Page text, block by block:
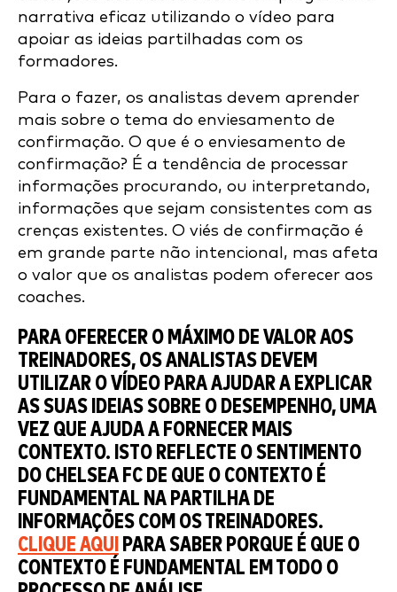
narrativa eficaz utilizando o vídeo para
apoiar as ideias partilhadas com os
formadores.
Para o fazer, os analistas devem aprender
mais sobre o tema do enviesamento de
confirmação. O que é o enviesamento de
confirmação? É a tendência de processar
informações procurando, ou interpretando,
informações que sejam consistentes com as
crenças existentes. O viés de confirmação é
em grande parte não intencional, mas afeta
o valor que os analistas podem oferecer aos
coaches.
PARA OFERECER O MÁXIMO DE VALOR AOS
TREINADORES, OS ANALISTAS DEVEM
UTILIZAR O VÍDEO PARA AJUDAR A EXPLICAR
AS SUAS IDEIAS SOBRE O DESEMPENHO, UMA
VEZ QUE AJUDA A FORNECER MAIS
CONTEXTO. ISTO REFLECTE O SENTIMENTO
DO CHELSEA FC DE QUE O CONTEXTO É
FUNDAMENTAL NA PARTILHA DE
INFORMAÇÕES COM OS TREINADORES.
CLIQUE AQUI PARA SABER PORQUE É QUE O
CONTEXTO É FUNDAMENTAL EM TODO O